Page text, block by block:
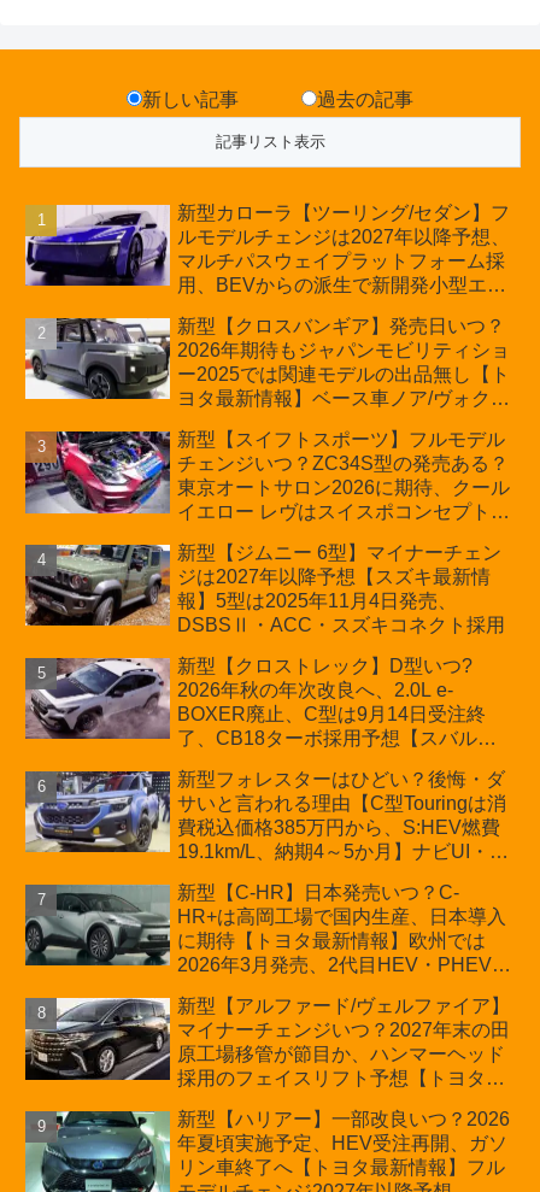
新しい記事 過去の記事
新型カローラ【ツーリング/セダン】フ
ルモデルチェンジは2027年以降予想、
マルチパスウェイプラットフォーム採
用、BEVからの派生で新開発小型エン
の採用は無しか【トヨタ最新情報】60
周年記念車発売
新型【クロスバンギア】発売日いつ？
2026年期待もジャパンモビリティショ
ー2025では関連モデルの出品無し【ト
ヨタ最新情報】ベース車ノア/ヴォクシ
ほか「コア」と「ツール」、デリカ
D:5対抗のクロスオーバーSUVミニバ
ン
新型【スイフトスポーツ】フルモデル
チェンジいつ？ZC34S型の発売ある？
東京オートサロン2026に期待、クール
イエロー レヴはスイスポコンセプト
プが争点【スズキ最新情報】特別仕様
車「ZC33S Final Edition」終了
新型【ジムニー 6型】マイナーチェン
ジは2027年以降予想【スズキ最新情
報】5型は2025年11月4日発売、
DSBSⅡ・ACC・スズキコネクト採用
新型【クロストレック】D型いつ?
2026年秋の年次改良へ、2.0L e-
BOXER廃止、C型は9月14日受注終
了、CB18ターボ採用予想【スバル最
新型フォレスターはひどい？後悔・ダ
サいと言われる理由【C型Touringは消
費税込価格385万円から、S:HEV燃費
19.1km/L、納期4～5か月】ナビUI・冬
カーオブザイヤーとJNCAP大賞受賞後
も残る注意点
新型【C-HR】日本発売いつ？C-
HR+は高岡工場で国内生産、日本導入
に期待【トヨタ最新情報】欧州では
2026年3月発売、2代目HEV・PHEVは
新型【アルファード/ヴェルファイア】
マイナーチェンジいつ？2027年末の田
原工場移管が節目か、ハンマーヘッド
採用のフェイスリフト予想【トヨタ最
費税込価格559万9000円から
新型【ハリアー】一部改良いつ？2026
年夏頃実施予定、HEV受注再開、ガソ
リン車終了へ【トヨタ最新情報】フル